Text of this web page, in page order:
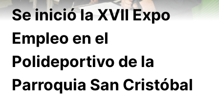
Se inició la XVII Expo
Empleo en el
Polideportivo de la
Parroquia San Cristóbal